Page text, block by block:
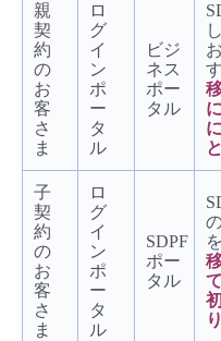
親
契
約
の
お
客
さ
ま
ロ
グ
イ
ン
ポ
ー
タ
ル
ビジ
ネス
ポー
タル
子
契
約
の
お
客
さ
ま
ロ
グ
イ
ン
ポ
ー
タ
ル
SDPF
ポー
タル